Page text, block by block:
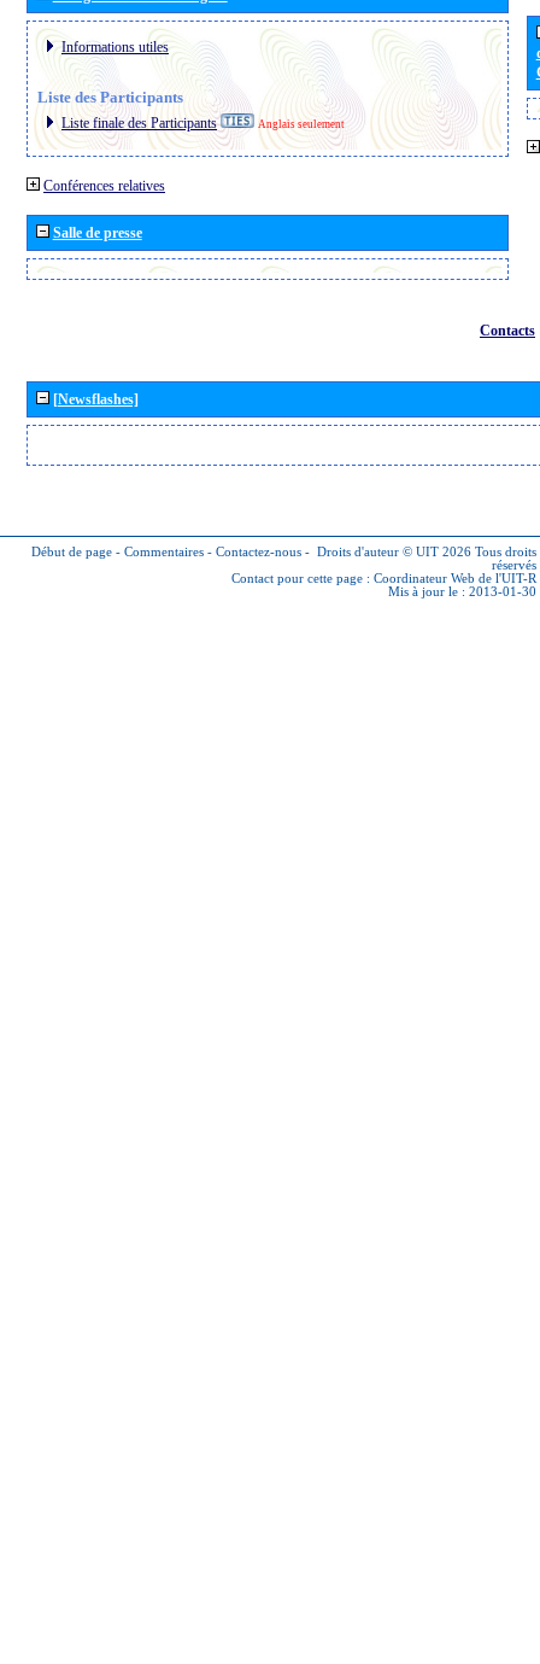
Informations utiles
Liste des Participants
Liste finale des Participants Anglais seulement
Conférences relatives
Salle de presse
Contacts
[Newsflashes]
Début de page - Commentaires - Contactez-nous - Droits d'auteur © UIT 2026 Tous droits
réservés
Contact pour cette page : Coordinateur Web de l'UIT-R
Mis à jour le : 2013-01-30